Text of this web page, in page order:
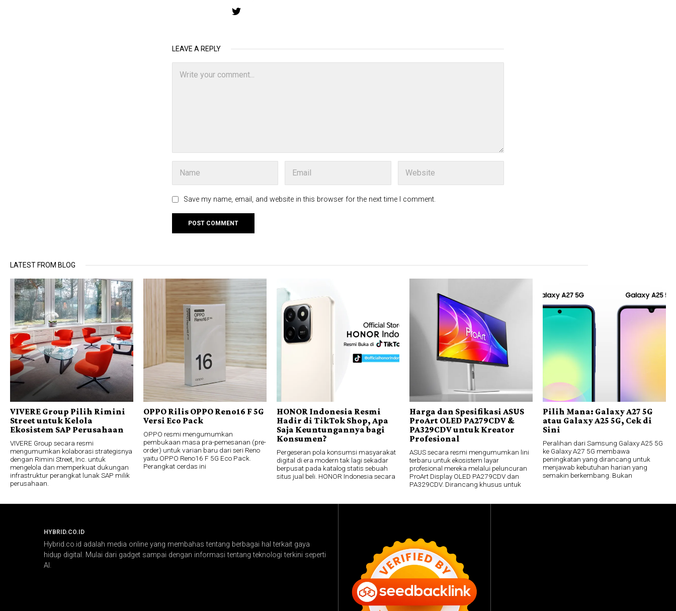
LEAVE A REPLY
Save my name, email, and website in this browser for the next time I comment.
LATEST FROM BLOG
VIVERE Group Pilih Rimini
Street untuk Kelola
Ekosistem SAP Perusahaan
VIVERE Group secara resmi
mengumumkan kolaborasi strategisnya
dengan Rimini Street, Inc. untuk
mengelola dan memperkuat dukungan
infrastruktur perangkat lunak SAP milik
perusahaan.
OPPO Rilis OPPO Reno16 F 5G
Versi Eco Pack
OPPO resmi mengumumkan
pembukaan masa pra-pemesanan (pre-
order) untuk varian baru dari seri Reno
yaitu OPPO Reno16 F 5G Eco Pack.
Perangkat cerdas ini
HONOR Indonesia Resmi
Hadir di TikTok Shop, Apa
Saja Keuntungannya bagi
Konsumen?
Pergeseran pola konsumsi masyarakat
digital di era modern tak lagi sekadar
berpusat pada katalog statis sebuah
situs jual beli. HONOR Indonesia secara
Harga dan Spesifikasi ASUS
ProArt OLED PA279CDV &
PA329CDV untuk Kreator
Profesional
ASUS secara resmi mengumumkan lini
terbaru untuk ekosistem layar
profesional mereka melalui peluncuran
ProArt Display OLED PA279CDV dan
PA329CDV. Dirancang khusus untuk
Pilih Mana: Galaxy A27 5G
atau Galaxy A25 5G, Cek di
Sini
Peralihan dari Samsung Galaxy A25 5G
ke Galaxy A27 5G membawa
peningkatan yang dirancang untuk
menjawab kebutuhan harian yang
semakin berkembang. Bukan
HYBRID.CO.ID
Hybrid.co.id adalah media online yang membahas tentang berbagai hal terkait gaya
hidup digital. Mulai dari gadget sampai dengan informasi tentang teknologi terkini seperti
AI.